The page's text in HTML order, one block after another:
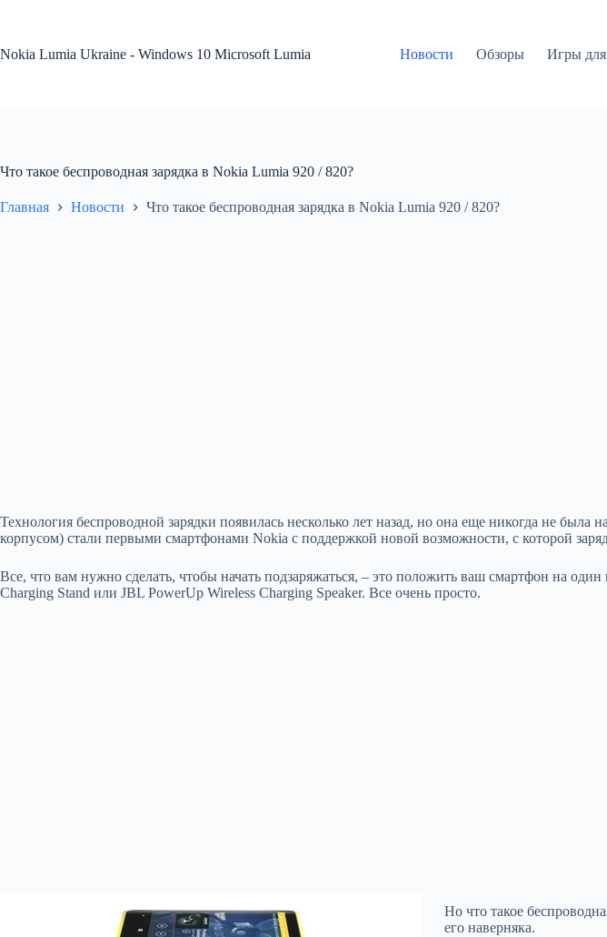
Nokia Lumia Ukraine - Windows 10 Microsoft Lumia
Новости Обзоры Игры
Что такое беспроводная зарядка в Nokia Lumia 920 / 820?
Главная Новости Что такое беспроводная зарядка в Nokia Lumia 920 / 820?
Технология беспроводной зарядки появилась несколько лет назад, но она еще никогда не
корпусом) стали первыми смартфонами Nokia с поддержкой новой возможности, с которой
Все, что вам нужно сделать, чтобы начать подзаряжаться, – это положить ваш смартфон на
Charging Stand или JBL PowerUp Wireless Charging Speaker. Все очень просто.
Но что такое
его наверняка.